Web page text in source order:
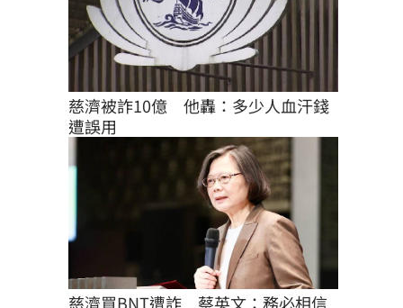
慈濟被詐10億　他轟：多少人血汗錢
遭誤用
慈濟買BNT遭詐　蔡英文：務必相信